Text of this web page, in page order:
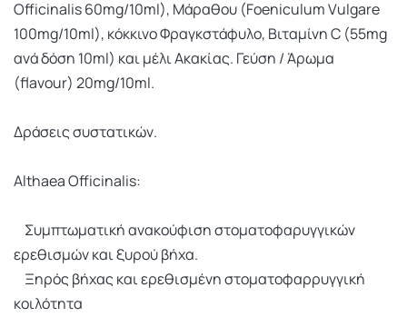
Officinalis 60mg/10ml), Μάραθου (Foeniculum Vulgare
100mg/10ml), κόκκινο Φραγκστάφυλο, Βιταμίνη C (55mg
ανά δόση 10ml) και μέλι Ακακίας. Γεύση / Άρωμα
(flavour) 20mg/10ml.
Δράσεις συστατικών.
Althaea Officinalis:
Συμπτωματική ανακούφιση στοματοφαρυγγικών
ερεθισμών και ξυρού βήχα.
Ξηρός βήχας και ερεθισμένη στοματοφαρρυγγική
κοιλότητα